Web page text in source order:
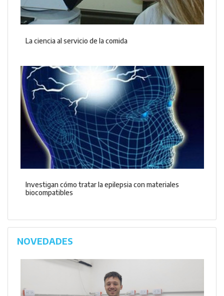
La ciencia al servicio de la comida
Investigan cómo tratar la epilepsia con materiales
biocompatibles
NOVEDADES